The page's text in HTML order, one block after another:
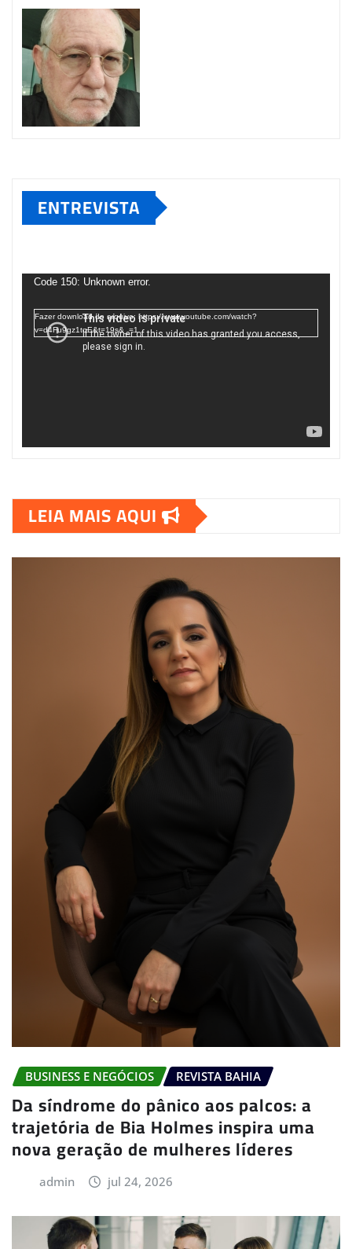
ENTREVISTA
deCode 150: Unknown error.
Fazer download do arquivo: https://www.youtube.com/watch?
v=d4Fu9gz1tqE&t=19s&_=1
LEIA MAIS AQUI
BUSINESS E NEGÓCIOS REVISTA BAHIA
Da síndrome do pânico aos palcos: a
trajetória de Bia Holmes inspira uma
nova geração de mulheres líderes
admin jul 24, 2026